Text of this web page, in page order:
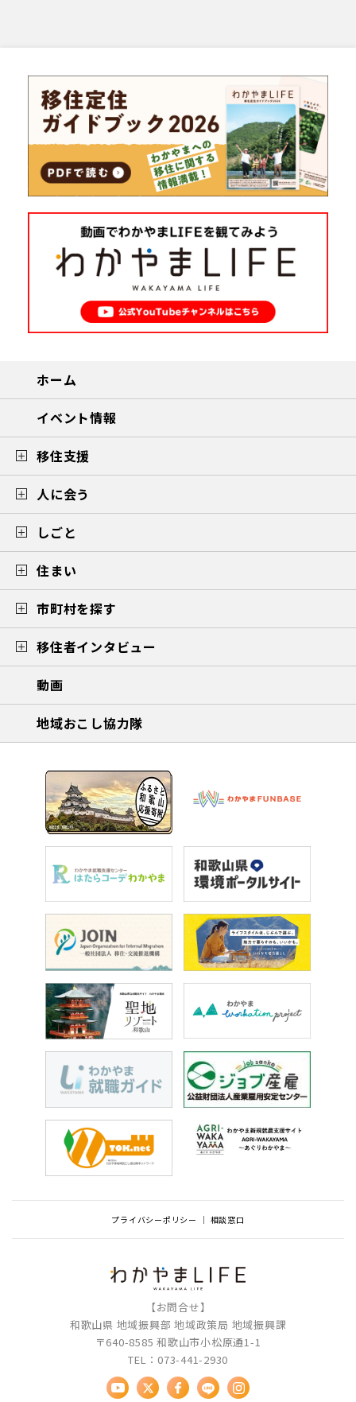
ホーム
イベント情報
移住支援
人に会う
しごと
住まい
市町村を探す
移住者インタビュー
動画
地域おこし協力隊
プライバシーポリシー 相談窓口
【お問合せ】
和歌山県 地域振興部 地域政策局 地域振興課
〒640-8585 和歌山市小松原通1-1
TEL：073-441-2930